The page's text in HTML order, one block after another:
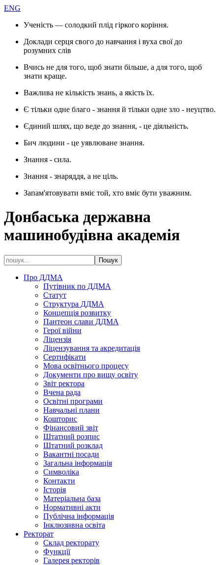
ENG
Ученість — солодкий плід гіркого коріння.
Доклади серця свого до навчання і вуха свої до
розумних слів
Вчись не для того, щоб знати більше, а для того, щоб
знати краще.
Важлива не кількість знань, а якість їх.
Є тільки одне благо - знання й тільки одне зло - неуцтво.
Єдиний шлях, що веде до знання, - це діяльність.
Бич людини - це уявлюване знання.
Знання - сила.
Знання - знаряддя, а не ціль.
Запам'ятовувати вміє той, хто вміє бути уважним.
Донбаська державна
машинобудівна академія
Про ДДМА
Путівник по ДДМА
Статут
Структура ДДМА
Концепція розвитку
Пантеон слави ДДМА
Герої війни
Ліцензія
Ліцензування та акредитація
Сертифікати
Мова освітнього процесу
Документи про вищу освіту
Звіт ректора
Вчена рада
Освітні програми
Навчальні плани
Кошторис
Фінансовий звіт
Штатний розпис
Штатний розклад
Вакантні посади
Загальна інформація
Символіка
Контакти
Історія
Матеріальна база
Нормативні акти
Публічна інформація
Інклюзивна освіта
Ректорат
Склад ректорату
Функції
Галерея ректорів